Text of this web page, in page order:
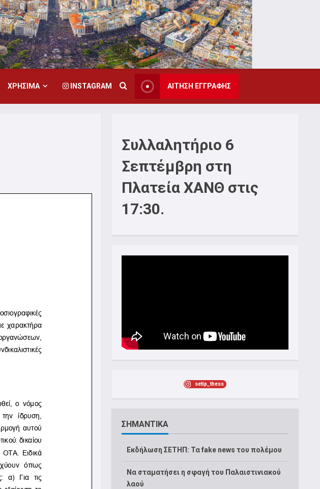
ΧΡΗΣΙΜΑ INSTAGRAM ΑΙΤΗΣΗ ΕΓΓΡΑΦΗΣ
Συλλαλητήριο 6
Σεπτέμβρη στη
Πλατεία ΧΑΝΘ στις
17:30.
setip_thess
ΣΗΜΑΝΤΙΚΑ
Εκδήλωση ΣΕΤΗΠ: Τα fake news του πολέμου
Να σταματήσει η σφαγή του Παλαιστινιακού
λαού